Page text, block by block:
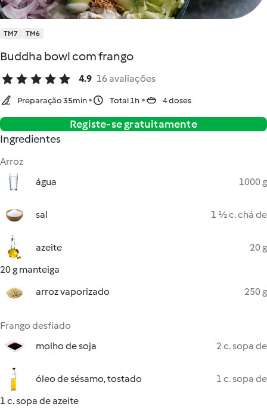
TM7 TM6
Buddha bowl com frango
4.9 16 avaliações
Preparação 35min Total 1h 4 doses
Registe-se gratuitamente
Ingredientes
Arroz
água
1000 g
sal 1 ½ c. chá de
azeite
20 g
20 g manteiga
arroz vaporizado
250 g
Frango desfiado
molho de soja
2 c. sopa de
óleo de sésamo, tostado
1 c. sopa de
1 c. sopa de azeite